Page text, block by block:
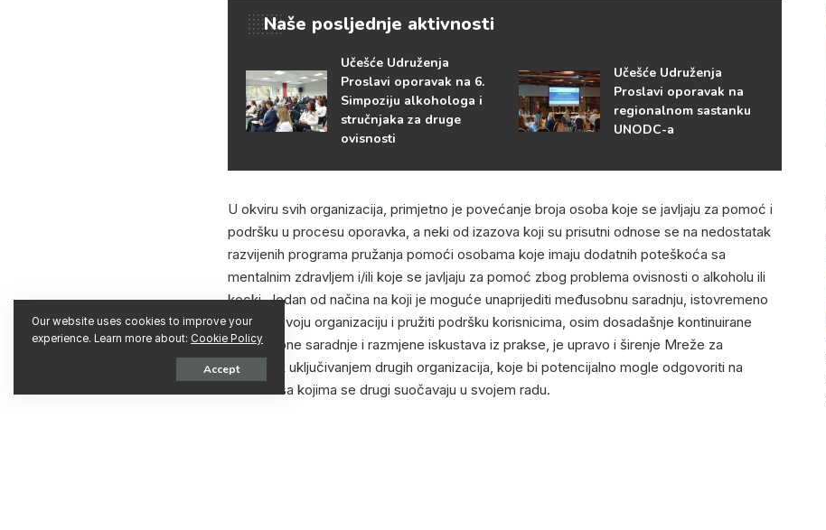
Naše posljednje aktivnosti
Učešće Udruženja
Proslavi oporavak na 6.
Simpoziju alkohologa i
stručnjaka za druge
ovisnosti
Učešće Udruženja
Proslavi oporavak na
regionalnom sastanku
UNODC-a
U okviru svih organizacija, primjetno je povećanje broja osoba koje se javljaju za pomoć i
podršku u procesu oporavka, a neki od izazova koji su prisutni odnose se na nedostatak
razvijenih programa pružanja pomoći osobama koje imaju dodatnih poteškoća sa
mentalnim zdravljem i/ili koje se javljaju za pomoć zbog problema ovisnosti o alkoholu ili
kocki. Jedan od načina na koji je moguće unaprijediti međusobnu saradnju, istovremeno
osnažiti svoju organizaciju i pružiti podršku korisnicima, osim dosadašnje kontinuirane
međusobne saradnje i razmjene iskustava iz prakse, je upravo i širenje Mreže za
oporavak uključivanjem drugih organizacija, koje bi potencijalno mogle odgovoriti na
izazove sa kojima se drugi suočavaju u svojem radu.
Our website uses cookies to improve your
experience. Learn more about: Cookie Policy
Accept